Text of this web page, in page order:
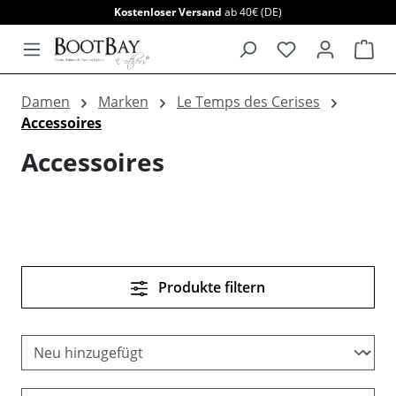
Kostenloser Versand ab 40€ (DE)
Damen Marken
Le Temps des Cerises
Accessoires
Accessoires
Produkte filtern